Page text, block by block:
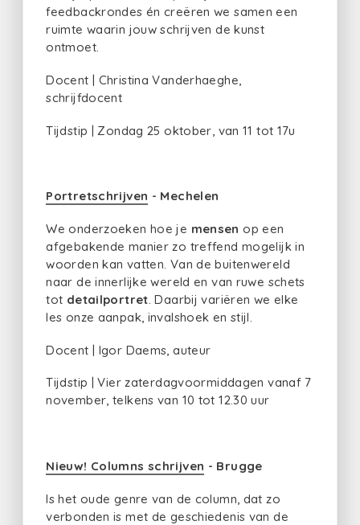
feedbackrondes én creëren we samen een
ruimte waarin jouw schrijven de kunst
ontmoet.
Docent | Christina Vanderhaeghe,
schrijfdocent
Tijdstip | Zondag 25 oktober, van 11 tot 17u
Portretschrijven - Mechelen
We onderzoeken hoe je mensen op een
afgebakende manier zo treffend mogelijk in
woorden kan vatten. Van de buitenwereld
naar de innerlijke wereld en van ruwe schets
tot detailportret. Daarbij variëren we elke
les onze aanpak, invalshoek en stijl.
Docent | Igor Daems, auteur
Tijdstip | Vier zaterdagvoormiddagen vanaf 7
november, telkens van 10 tot 12.30 uur
Nieuw! Columns schrijven - Brugge
Is het oude genre van de column, dat zo
verbonden is met de geschiedenis van de